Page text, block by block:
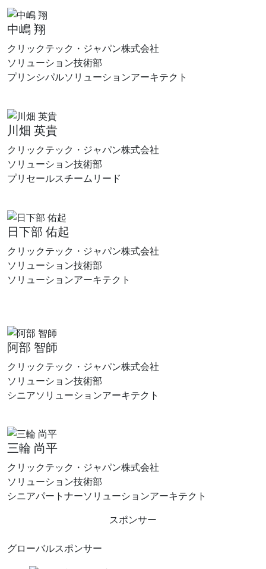
中嶋 翔
クリックテック・ジャパン株式会社
ソリューション技術部
プリンシパルソリューションアーキテクト
川畑 英貴
クリックテック・ジャパン株式会社
ソリューション技術部
プリセールスチームリード
日下部 佑起
クリックテック・ジャパン株式会社
ソリューション技術部
ソリューションアーキテクト
阿部 智師
クリックテック・ジャパン株式会社
ソリューション技術部
シニアソリューションアーキテクト
三輪 尚平
クリックテック・ジャパン株式会社
ソリューション技術部
シニアパートナーソリューションアーキテクト
スポンサー
グローバルスポンサー